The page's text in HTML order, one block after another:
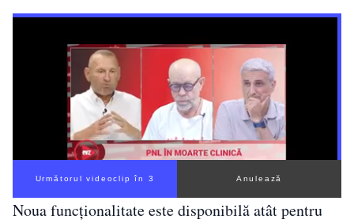
Următorul videoclip în 2 Anulează
Noua funcționalitate este disponibilă atât pentru